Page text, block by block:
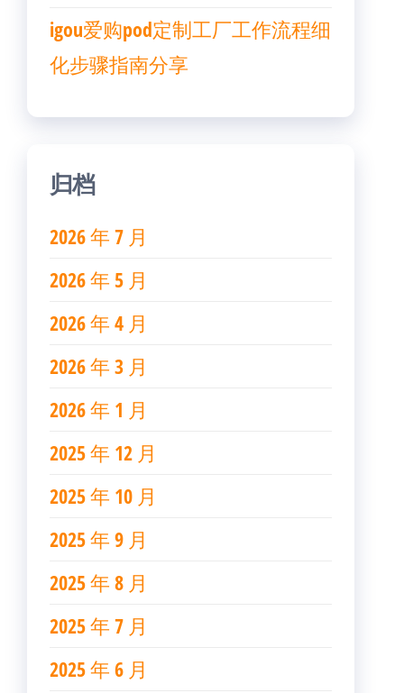
igou爱购pod定制工厂工作流程细
化步骤指南分享
归档
2026 年 7 月
2026 年 5 月
2026 年 4 月
2026 年 3 月
2026 年 1 月
2025 年 12 月
2025 年 10 月
2025 年 9 月
2025 年 8 月
2025 年 7 月
2025 年 6 月